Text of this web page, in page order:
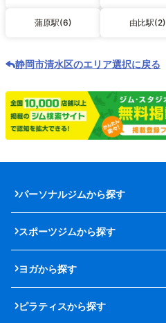
蒲原駅(6) 由比駅(2)
静岡市清水区のエリア選択に戻る
パーソナルジムから探す
スポーツジムから探す
ヨガから探す
ピラティスから探す